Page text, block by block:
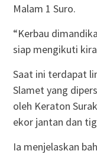
Malam 1 Suro.
“Kerbau
siap mengikuti
Saat ini terdapat
Slamet yang
oleh Keraton
ekor jantan dan
Ia menjelaskan